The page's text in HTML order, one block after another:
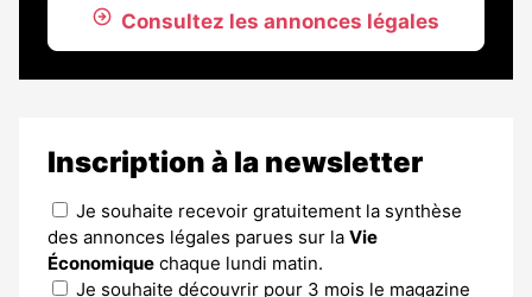
Consultez les annonces légales
Inscription à la newsletter
Je souhaite recevoir gratuitement la synthèse
des annonces légales parues sur la Vie
Économique chaque lundi matin.
Je souhaite découvrir pour 3 mois le magazine